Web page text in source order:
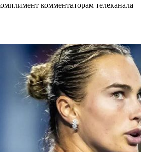
комментаторам телеканала